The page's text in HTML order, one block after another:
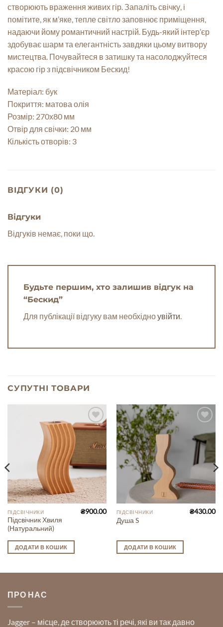
створюють враження живих гір. Запаліть свічку, і
помітите, як м’яке, тепле світло заповнює приміщення,
надаючи йому романтичний настрій. Будь-який інтер’єр
здобуває шарм та елегантність завдяки цьому витвору
мистецтва. Почувайтеся в затишку та насолоджуйтеся
красою гір з підсвічником Бескид!
Матеріал: бук
Покриття: матова олія
Розмір: 270х80 мм
Отвір для свічки: 20 мм
Кількість отворів: 3
ВІДГУКИ (0)
Відгуки
Відгуків немає, поки що.
Будьте першим, хто залишив відгук на
“Бескид”
Для публікації відгуку вам необхідноувійти.
СУПУТНІ ТОВАРИ
Add to
Wishlist
ПІДСВІЧНИКИ
Підсвічник Хвиля
(Натуральний)
₴900.00
ДОДАТИ В КОШИК
Wishlist
ПІДСВІЧНИКИ
Душа S
₴430.00
ДОДАТИ В КОШИК
ПРО НАС
Jagger – місце, де створюють ті речі, які ви так давно